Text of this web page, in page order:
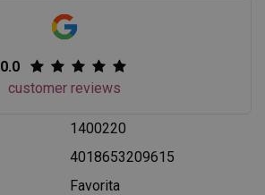
0.0
customer reviews
1400220
4018653209615
Favorita